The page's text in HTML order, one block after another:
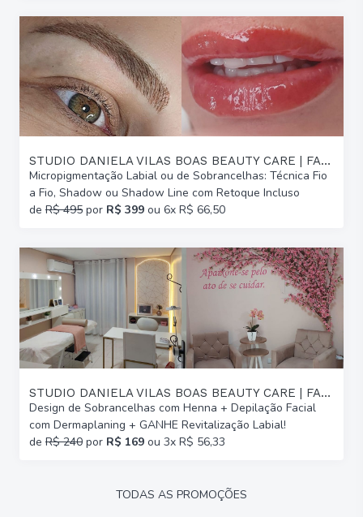
STUDIO DANIELA VILAS BOAS BEAUTY CARE | FARROUPILHA
Micropigmentação Labial ou de Sobrancelhas: Técnica Fio
a Fio, Shadow ou Shadow Line com Retoque Incluso
de R$ 495 por R$ 399 ou 6x R$ 66,50
STUDIO DANIELA VILAS BOAS BEAUTY CARE | FARROUPILHA
Design de Sobrancelhas com Henna + Depilação Facial
com Dermaplaning + GANHE Revitalização Labial!
de R$ 240 por R$ 169 ou 3x R$ 56,33
TODAS AS PROMOÇÕES